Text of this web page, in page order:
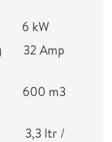
6 kW
32 Amp
600 m3
ltr /